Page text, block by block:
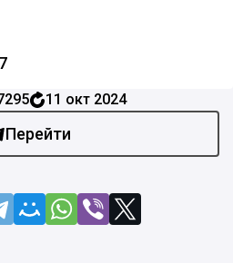
Перейти
11 окт 2024